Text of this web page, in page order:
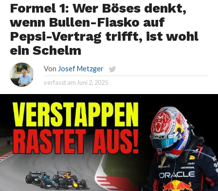
Formel 1: Wer Böses denkt,
wenn Bullen-Fiasko auf
Pepsi-Vertrag trifft, ist wohl
ein Schelm
Von Josef Metzger
verfasst am Juni 2, 2025